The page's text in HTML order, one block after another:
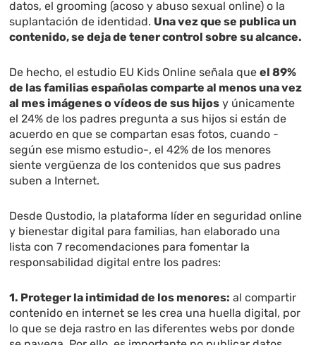
datos, el grooming (acoso y abuso sexual online) o la
suplantación de identidad. Una vez que se publica un
contenido, se deja de tener control sobre su alcance.
De hecho, el estudio EU Kids Online señala queel 89%
de las familias españolas comparte al menos una vez
al mes imágenes o vídeos de sus hijos y únicamente
el 24% de los padres pregunta a sus hijos si están de
acuerdo en que se compartan esas fotos, cuando -
según ese mismo estudio-, el 42% de los menores
siente vergüenza de los contenidos que sus padres
suben a Internet.
Desde Qustodio, la plataforma líder en seguridad online
y bienestar digital para familias, han elaborado una
lista con 7 recomendaciones para fomentar la
responsabilidad digital entre los padres:
1. Proteger la intimidad de los menores: al compartir
contenido en internet se les crea una huella digital, por
lo que se deja rastro en las diferentes webs por donde